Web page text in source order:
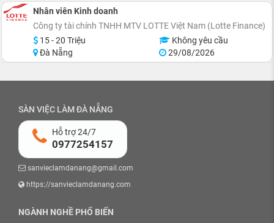
Nhân viên Kinh doanh
Công ty tài chính TNHH MTV LOTTE Việt Nam (Lotte Finance)
15 - 20 Triệu
Không yêu cầu
Đà Nẵng
29/08/2026
SÀN VIỆC LÀM ĐÀ NẴNG
Hỗ trợ 24/7
0977254157
sanvieclamdanang@gmail.com
https://sanvieclamdanang.com
NGÀNH NGHỀ PHỔ BIẾN